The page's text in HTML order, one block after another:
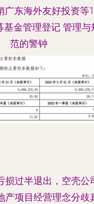
广东海外友好投资等
基金管理登记 管理与
范的警钟
损过半退出，空壳公
产项目经营理念分歧